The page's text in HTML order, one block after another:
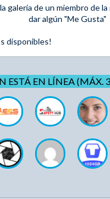
galería de un miembro de
dar algún "Me Gusta"
disponibles!
ESTÁ EN LÍNEA (MÁX.